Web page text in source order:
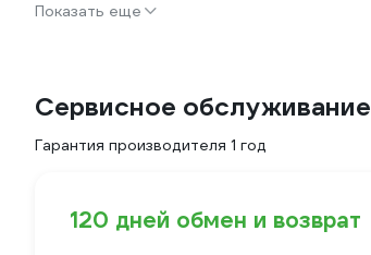
Показать еще
Сервисное обслуживание
Гарантия производителя 1 год
120 дней обмен и возврат